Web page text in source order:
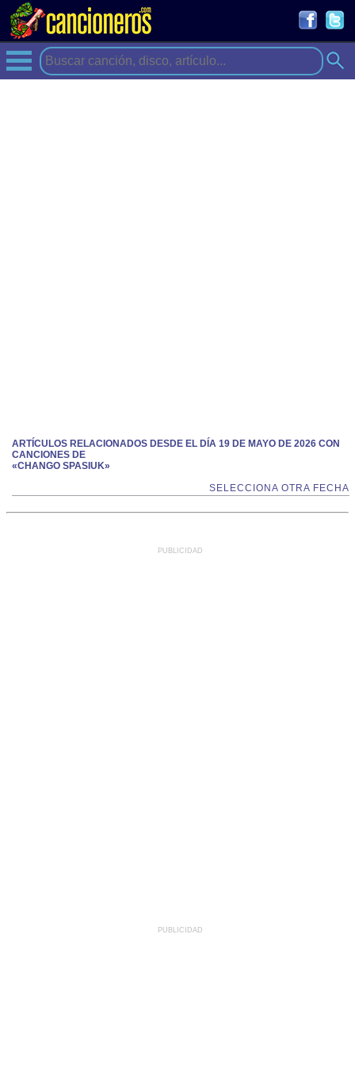
ARTÍCULOS RELACIONADOS DESDE EL DÍA 19 DE MAYO DE 2026 CON
CANCIONES DE
«CHANGO SPASIUK»
SELECCIONA OTRA FECHA
PUBLICIDAD
PUBLICIDAD